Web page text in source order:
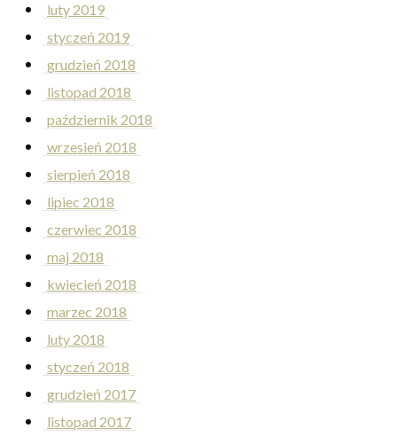
luty 2019
styczeń 2019
grudzień 2018
listopad 2018
październik 2018
wrzesień 2018
sierpień 2018
lipiec 2018
czerwiec 2018
maj 2018
kwiecień 2018
marzec 2018
luty 2018
styczeń 2018
grudzień 2017
listopad 2017